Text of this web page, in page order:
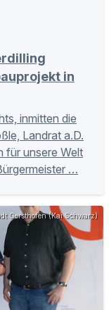
in
inmitten die
Landrat a.D.
für unsere Welt
…
Gersthofen (Kai Schwarz)